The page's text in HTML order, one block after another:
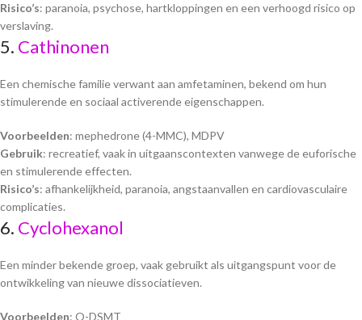
Risico’s: paranoia, psychose, hartkloppingen en een verhoogd risico op
verslaving.
5. Cathinonen
Een chemische familie verwant aan amfetaminen, bekend om hun
stimulerende en sociaal activerende eigenschappen.
Voorbeelden: mephedrone (4-MMC), MDPV
Gebruik: recreatief, vaak in uitgaanscontexten vanwege de euforische
en stimulerende effecten.
Risico’s: afhankelijkheid, paranoia, angstaanvallen en cardiovasculaire
complicaties.
6. Cyclohexanol
Een minder bekende groep, vaak gebruikt als uitgangspunt voor de
ontwikkeling van nieuwe dissociatieven.
Voorbeelden: O-DSMT